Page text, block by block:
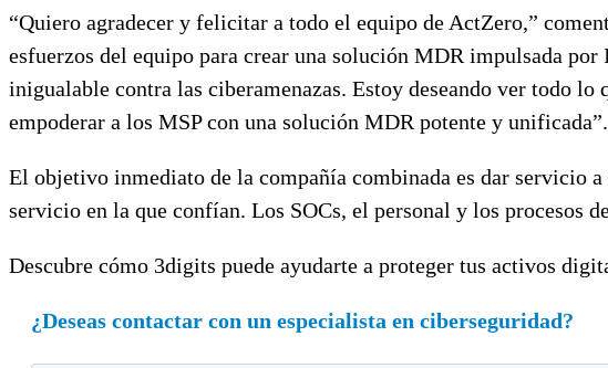
“Quiero agradecer y felicitar a todo el equipo de ActZero,”
esfuerzos del equipo para crear una solución MDR impulsada
inigualable contra las ciberamenazas. Estoy deseando ver todo
empoderar a los MSP con una solución MDR potente y unificada”.
El objetivo inmediato de la compañía combinada es dar servicio
servicio en la que confían. Los SOCs, el personal y los
Descubre cómo 3digits puede ayudarte a proteger tus activos
¿Deseas contactar con un especialista en ciberseguridad?